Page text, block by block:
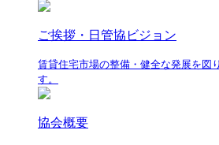
ご挨拶・日管協ビジョン
賃貸住宅市場の整備・健全な発展を図
す。
協会概要